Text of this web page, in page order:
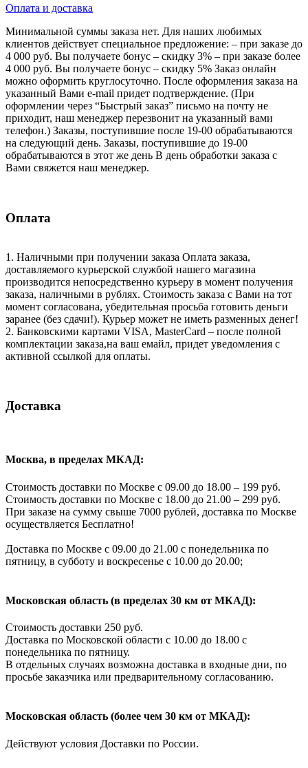
Оплата и доставка
Минимальной суммы заказа нет. Для наших любимых
клиентов действует специальное предложение: – при заказе до
4 000 руб. Вы получаете бонус – скидку 3% – при заказе более
4 000 руб. Вы получаете бонус – скидку 5% Заказ онлайн
можно оформить круглосуточно. После оформления заказа на
указанный Вами e-mail придет подтверждение. (При
оформлении через “Быстрый заказ” письмо на почту не
приходит, наш менеджер перезвонит на указанный вами
телефон.) Заказы, поступившие после 19-00 обрабатываются
на следующий день. Заказы, поступившие до 19-00
обрабатываются в этот же день В день обработки заказа с
Вами свяжется наш менеджер.
Оплата
1. Наличными при получении заказа Оплата заказа,
доставляемого курьерской службой нашего магазина
производится непосредственно курьеру в момент получения
заказа, наличными в рублях. Стоимость заказа с Вами на тот
момент согласована, убедительная просьба готовить деньги
заранее (без сдачи!). Курьер может не иметь разменных денег!
2. Банковскими картами VISA, MasterCard – после полной
комплектации заказа,на ваш емайл, придет уведомления с
активной ссылкой для оплаты.
Доставка
Москва, в пределах МКАД:
Стоимость доставки по Москве с 09.00 до 18.00 – 199 руб.
Стоимость доставки по Москве с 18.00 до 21.00 – 299 руб.
При заказе на сумму свыше 7000 рублей, доставка по Москве
осуществляется Бесплатно!
Доставка по Москве с 09.00 до 21.00 с понедельника по
пятницу, в субботу и воскресенье с 10.00 до 20.00;
Московская область (в пределах 30 км от МКАД):
Стоимость доставки 250 руб.
Доставка по Московской области с 10.00 до 18.00 с
понедельника по пятницу.
В отдельных случаях возможна доставка в входные дни, по
просьбе заказчика или предварительному согласованию.
Московская область (более чем 30 км от МКАД):
Действуют условия Доставки по России.